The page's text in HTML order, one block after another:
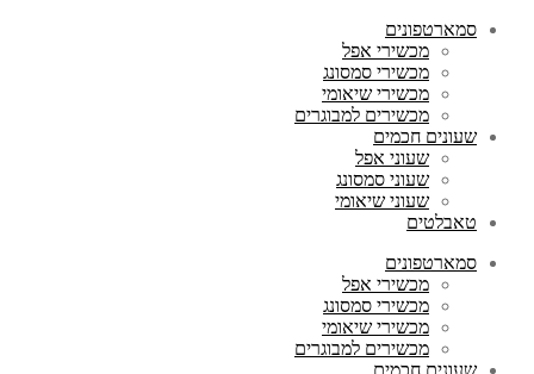
סמארטפונים
מכשירי אפל
מכשירי סמסונג
מכשירי שיאומי
מכשירים למבוגרים
שעונים חכמים
שעוני אפל
שעוני סמסונג
שעוני שיאומי
טאבלטים
סמארטפונים
מכשירי אפל
מכשירי סמסונג
מכשירי שיאומי
מכשירים למבוגרים
שעונים חכמים